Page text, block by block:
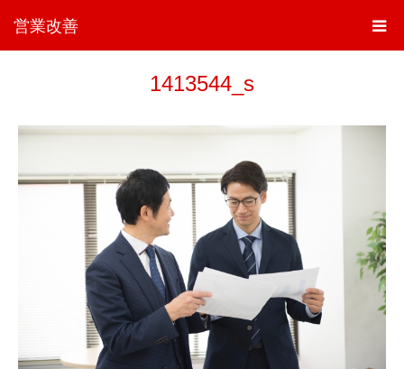
営業改善
1413544_s